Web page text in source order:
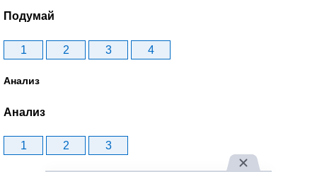
Подумай
1 2 3 4
Анализ
Анализ
1 2 3